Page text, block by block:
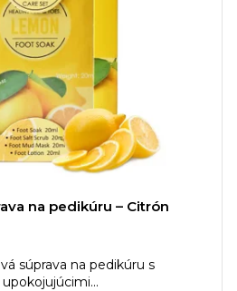
na pedikúru – Citrón
súprava na pedikúru s